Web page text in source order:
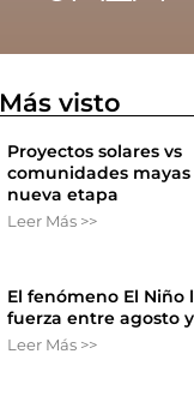
Más visto
Proyectos solares vs
comunidades
nueva etapa
Leer Más >>
El fenómeno El Niño
fuerza entre agosto
Leer Más >>